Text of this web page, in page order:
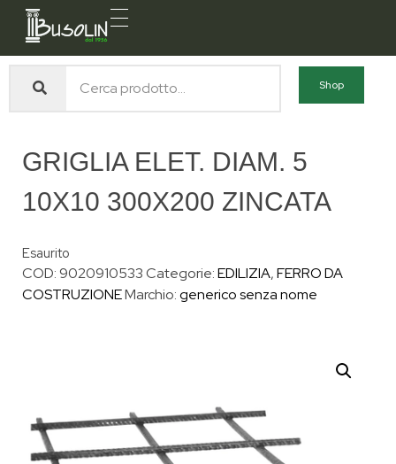
Busolin S.R.L.
Shop
GRIGLIA ELET. DIAM. 5
10X10 300X200 ZINCATA
Esaurito
COD:9020910533Categorie:EDILIZIA,FERRO DA
COSTRUZIONEMarchio:generico senza nome